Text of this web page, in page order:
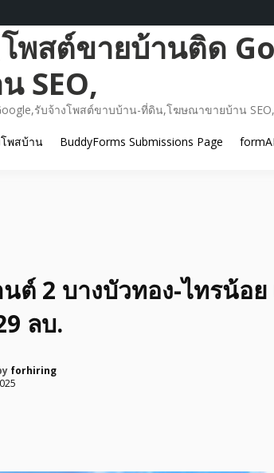
พสต์ขายบ้านติด
SEO,
รับจ้างโพสต์ขาบบ้าน-ที่ดิน,โฆษณาขายบ้าน SEO,
พสบ้าน BuddyForms Submissions Page
ต์ 2 บางบัวทอง-ไทรน้อย
ลบ.
forhiring